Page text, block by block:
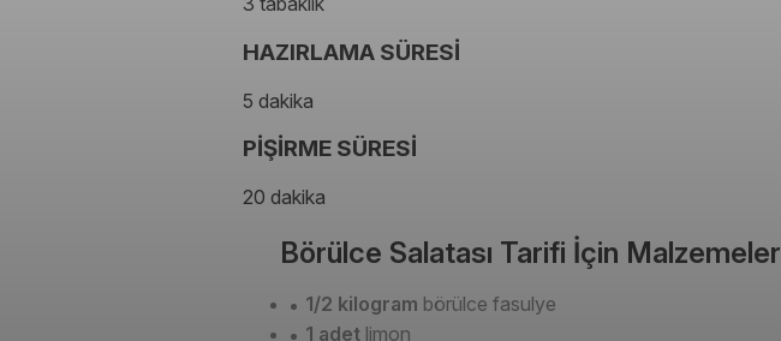
HAZIRLAMA SÜRESİ
5 dakika
PİŞİRME SÜRESİ
20 dakika
Börülce Salatası Tarifi İçin Malzemeler
1/2 kilogram börülce fasulye
1 adet limon